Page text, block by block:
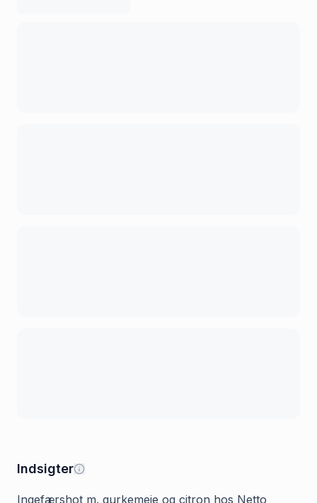
Indsigter
Ingefærshot m. gurkemeje og citron hos Netto